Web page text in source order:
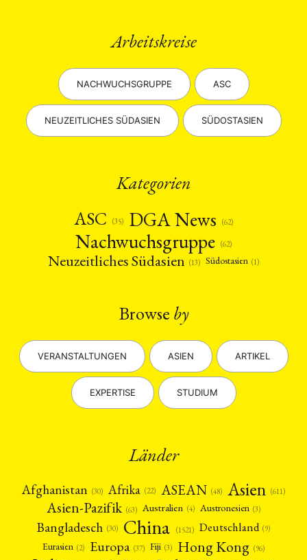
Arbeitskreise
NACHWUCHSGRUPPE ASC
NEUZEITLICHES SÜDASIEN SÜDOSTASIEN
Kategorien
ASC
(35) DGA News (62)
Nachwuchsgruppe (62)
Neuzeitliches Südasien (13) Südostasien (1)
Browse by
VERANSTALTUNGEN ASIEN ARTIKEL
EXPERTISE STUDIUM
Länder
Afghanistan (30) Afrika (22) ASEAN (48) Asien (611)
Asien-Pazifik (63) Australien (4) Austronesien (3)
Bangladesch (30) China (1521) Deutschland (9)
Eurasien (2) Europa (37) Fiji (3) Hong Kong (96)